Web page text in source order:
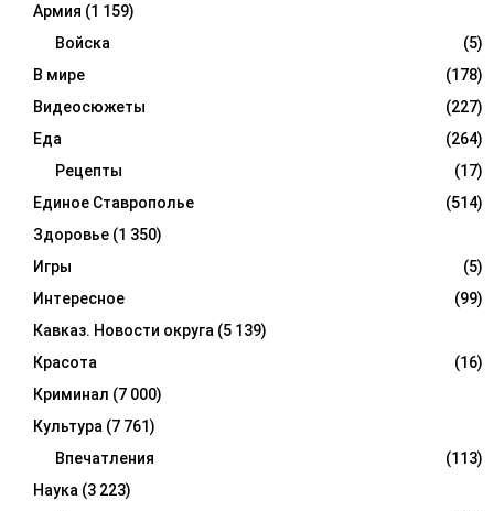
Армия (1 159)
Войска
(5)
В мире
(178)
Видеосюжеты
(227)
Еда
(264)
Рецепты
(17)
Единое Ставрополье
(514)
Здоровье (1 350)
Игры
(5)
Интересное
(99)
Кавказ. Новости округа (5 139)
Красота
(16)
Криминал (7 000)
Культура (7 761)
Впечатления
(113)
Наука (3 223)